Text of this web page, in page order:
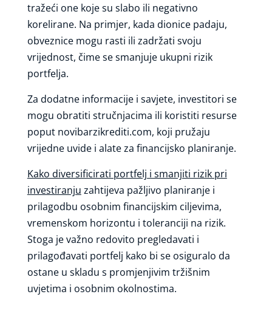
tražeći one koje su slabo ili negativno
korelirane. Na primjer, kada dionice padaju,
obveznice mogu rasti ili zadržati svoju
vrijednost, čime se smanjuje ukupni rizik
portfelja.
Za dodatne informacije i savjete, investitori se
mogu obratiti stručnjacima ili koristiti resurse
poput novibarzikrediti.com, koji pružaju
vrijedne uvide i alate za financijsko planiranje.
Kako diversificirati portfelj i smanjiti rizik pri
investiranju zahtijeva pažljivo planiranje i
prilagodbu osobnim financijskim ciljevima,
vremenskom horizontu i toleranciji na rizik.
Stoga je važno redovito pregledavati i
prilagođavati portfelj kako bi se osiguralo da
ostane u skladu s promjenjivim tržišnim
uvjetima i osobnim okolnostima.